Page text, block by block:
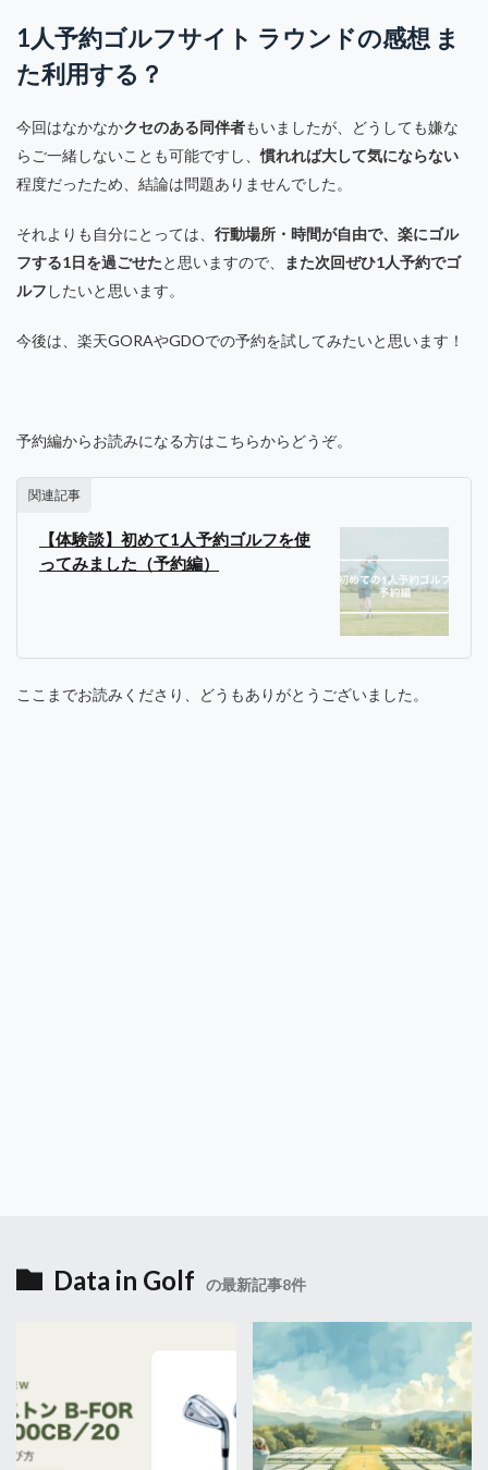
1人予約ゴルフサイト ラウンドの感想 ま
た利用する？
今回はなかなかクセのある同伴者もいましたが、どうしても嫌な
らご一緒しないことも可能ですし、慣れれば大して気にならない
程度だったため、結論は問題ありませんでした。
それよりも自分にとっては、 行動場所・時間が自由で、楽にゴル
フする1日を過ごせたと思いますので、
また次回ぜひ1人予約でゴ
ルフ したいと思います。
今後は、楽天GORAやGDOでの予約を試してみたいと思います！
予約編からお読みになる方はこちらからどうぞ。
関連記事
【体験談】初めて1人予約ゴルフを使
ってみました（予約編）
ここまでお読みくださり、どうもありがとうございました。
Data in Golf の最新記事8件